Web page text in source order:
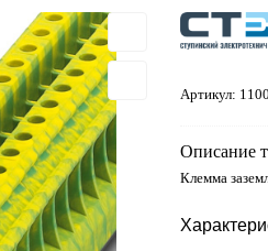
Артикул:
Описание
Клемма